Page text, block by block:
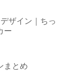
ザイン｜ちっ
ー
まとめ